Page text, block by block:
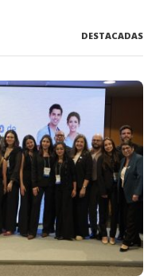
DESTACADAS